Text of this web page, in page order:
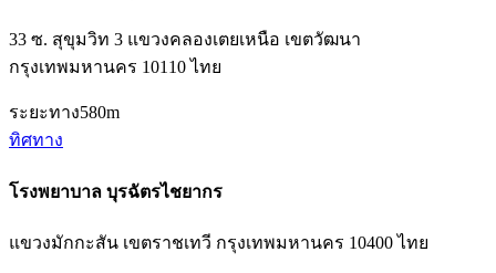
33 ซ. สุขุมวิท 3 แขวงคลองเตยเหนือ เขตวัฒนา
กรุงเทพมหานคร 10110 ไทย
ระยะทาง580m
ทิศทาง
โรงพยาบาล บุรฉัตรไชยากร
แขวงมักกะสัน เขตราชเทวี กรุงเทพมหานคร 10400 ไทย